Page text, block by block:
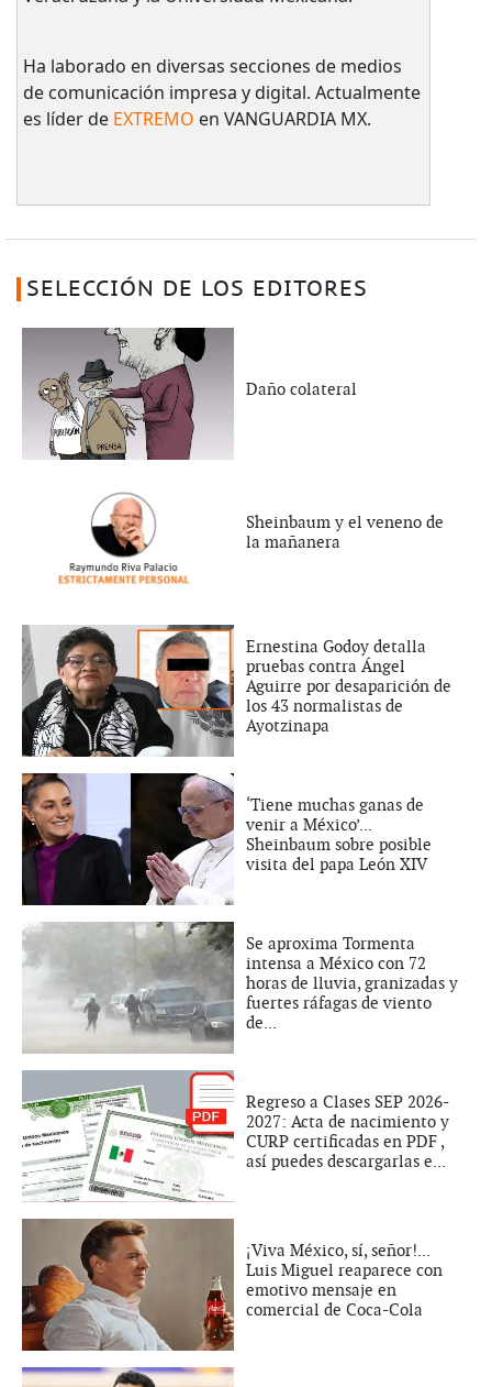
Ha laborado en diversas secciones de medios
de comunicación impresa y digital. Actualmente
es líder de EXTREMO en VANGUARDIA MX.
SELECCIÓN DE LOS EDITORES
Daño colateral
Sheinbaum y el veneno de
la mañanera
Ernestina Godoy detalla
pruebas contra Ángel
Aguirre por desaparición de
los 43 normalistas de
Ayotzinapa
‘Tiene muchas ganas de
venir a México’...
Sheinbaum sobre posible
visita del papa León XIV
Se aproxima Tormenta
intensa a México con 72
horas de lluvia, granizadas y
fuertes ráfagas de viento
de...
Regreso a Clases SEP 2026-
2027: Acta de nacimiento y
CURP certificadas en PDF ,
así puedes descargarlas e...
¡Viva México, sí, señor!...
Luis Miguel reaparece con
emotivo mensaje en
comercial de Coca-Cola